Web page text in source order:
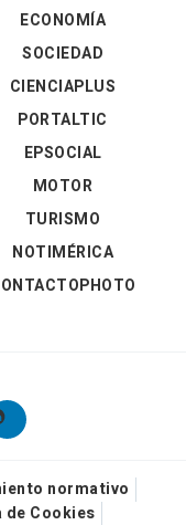
ECONOMÍA
SOCIEDAD
CIENCIAPLUS
PORTALTIC
EPSOCIAL
MOTOR
TURISMO
NOTIMÉRICA
normativo
Cookies